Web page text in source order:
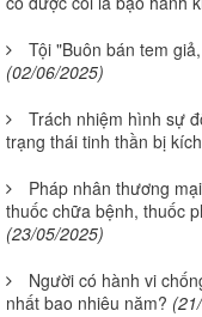
Tội "Buôn bán tem
(02/06/2025)
Trách nhiệm hình sự
trạng thái tinh thần bị
Pháp nhân thương
thuốc chữa bệnh, thuốc
(23/05/2025)
Người có hành vi
nhất bao nhiêu năm?